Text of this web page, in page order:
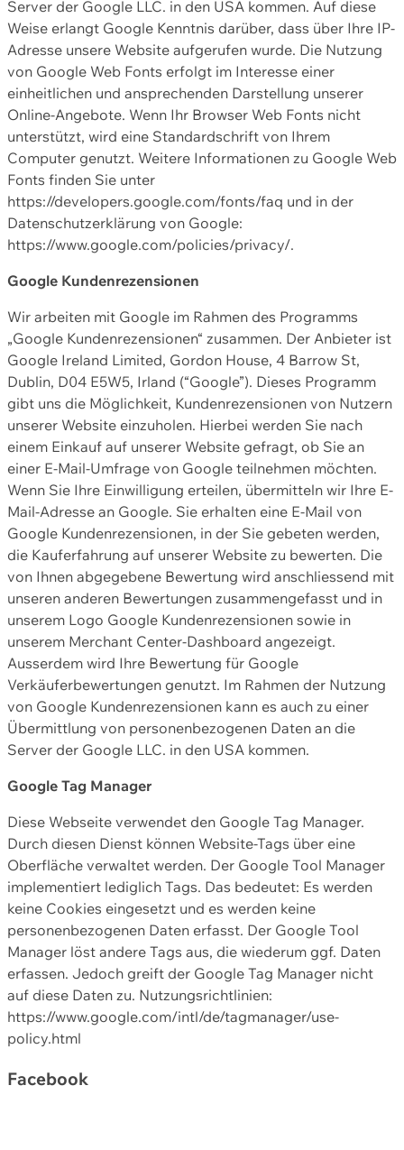
Server der Google LLC. in den USA kommen. Auf diese
Weise erlangt Google Kenntnis darüber, dass über Ihre IP-
Adresse unsere Website aufgerufen wurde. Die Nutzung
von Google Web Fonts erfolgt im Interesse einer
einheitlichen und ansprechenden Darstellung unserer
Online-Angebote. Wenn Ihr Browser Web Fonts nicht
unterstützt, wird eine Standardschrift von Ihrem
Computer genutzt. Weitere Informationen zu Google Web
Fonts finden Sie unter
https://developers.google.com/fonts/faq und in der
Datenschutzerklärung von Google:
https://www.google.com/policies/privacy/.
Google Kundenrezensionen
Wir arbeiten mit Google im Rahmen des Programms
„Google Kundenrezensionen“ zusammen. Der Anbieter ist
Google Ireland Limited, Gordon House, 4 Barrow St,
Dublin, D04 E5W5, Irland (“Google”). Dieses Programm
gibt uns die Möglichkeit, Kundenrezensionen von Nutzern
unserer Website einzuholen. Hierbei werden Sie nach
einem Einkauf auf unserer Website gefragt, ob Sie an
einer E-Mail-Umfrage von Google teilnehmen möchten.
Wenn Sie Ihre Einwilligung erteilen, übermitteln wir Ihre E-
Mail-Adresse an Google. Sie erhalten eine E-Mail von
Google Kundenrezensionen, in der Sie gebeten werden,
die Kauferfahrung auf unserer Website zu bewerten. Die
von Ihnen abgegebene Bewertung wird anschliessend mit
unseren anderen Bewertungen zusammengefasst und in
unserem Logo Google Kundenrezensionen sowie in
unserem Merchant Center-Dashboard angezeigt.
Ausserdem wird Ihre Bewertung für Google
Verkäuferbewertungen genutzt. Im Rahmen der Nutzung
von Google Kundenrezensionen kann es auch zu einer
Übermittlung von personenbezogenen Daten an die
Server der Google LLC. in den USA kommen.
Google Tag Manager
Diese Webseite verwendet den Google Tag Manager.
Durch diesen Dienst können Website-Tags über eine
Oberfläche verwaltet werden. Der Google Tool Manager
implementiert lediglich Tags. Das bedeutet: Es werden
keine Cookies eingesetzt und es werden keine
personenbezogenen Daten erfasst. Der Google Tool
Manager löst andere Tags aus, die wiederum ggf. Daten
erfassen. Jedoch greift der Google Tag Manager nicht
auf diese Daten zu. Nutzungsrichtlinien:
https://www.google.com/intl/de/tagmanager/use-
policy.html
Facebook